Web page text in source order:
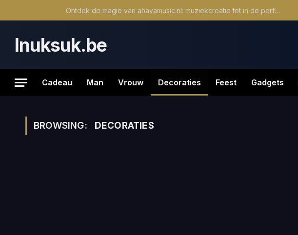
Ontdek de magie van ahavamusic.nl: muziekcreatie tot in de perfectie
Inuksuk.be
Cadeau Man Vrouw Decoraties Feest Gadgets
BROWSING: DECORATIES